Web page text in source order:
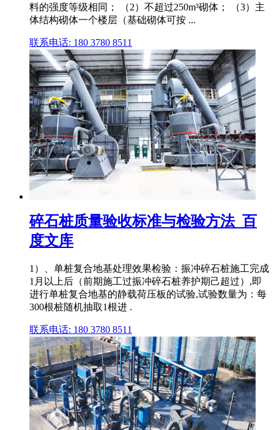
料的强度等级相同； （2）不超过250m³砌体； （3）主
体结构砌体一个楼层（基础砌体可按 ...
联系电话: 180 3780 8511
碎石桩质量验收标准与检验方法_百
度文库
1）、单桩复合地基处理效果检验：振冲碎石桩施工完成
1月以上后（前期施工过振冲碎石桩养护期己超过）,即
进行单桩复合地基的静载荷压板的试验,试验数量为：每
300根桩随机抽取1根进 .
联系电话: 180 3780 8511